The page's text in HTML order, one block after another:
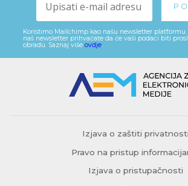
Koristimo Mailchimp kao našu newsletter
naš newsletter prihvaćate da će vaši podaci biti
obradu. Saznaj više ovdje.
Izjava o zaštiti privatnosti
Pravo na pristup
Izjava o pristupačnosti